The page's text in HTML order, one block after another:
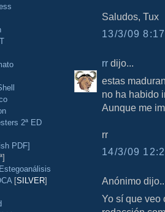
2ª ED
PDF]
[SILVER]
Saludos, Tux
13/3/09
rr dijo...
estas
no ha habido
Aunque me
rr
14/3/09
Anónimo
Yo sí que veo